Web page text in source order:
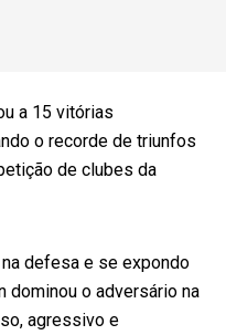
a 15 vitórias
o recorde de triunfos
de clubes da
defesa e se expondo
dominou o adversário na
agressivo e